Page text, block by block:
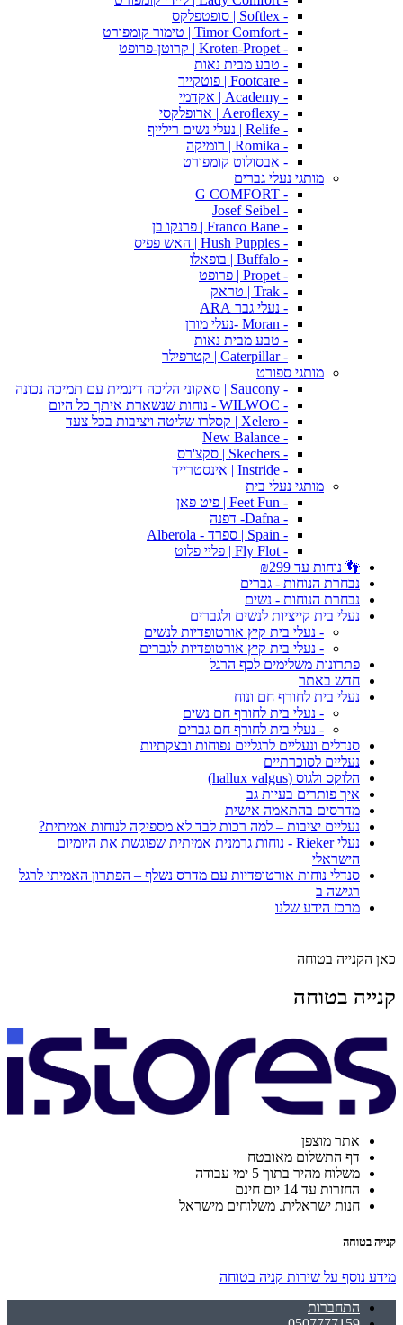
- Softlex | סופטפלקס
- Timor Comfort | טימור קומפורט
- Kroten-Propet | קרוטן-פרופט
- טבע מבית נאות
- Footcare | פוטקייר
- Academy | אקדמי
- Aeroflexy | ארופלקסי
- Relife | נעלי נשים רילייף
- Romika | רומיקה
- אבסולוט קומפורט
מותגי נעלי גברים
- G COMFORT
- Josef Seibel
- Franco Bane | פרנקו בן
- Hush Puppies | האש פפיס
- Buffalo | בופאלו
- Propet | פרופט
- Trak | טראק
- נעלי גבר ARA
- Moran -נעלי מורן
- טבע מבית נאות
- Caterpillar | קטרפילר
מותגי ספורט
- Saucony | סאקוני הליכה דינמית עם תמיכה נכונה
- WILWOC - נוחות שנשארת איתך כל היום
- Xelero | קסלרו שליטה ויציבות בכל צעד
- New Balance
- Skechers | סקצ'רס
- Instride | אינסטרייד
מותגי נעלי בית
- Feet Fun | פיט פאן
- Dafna- דפנה
- Spain | ספרד - Alberola
- Fly Flot | פליי פלוט
👣 נוחות עד ₪299
נבחרת הנוחות - גברים
נבחרת הנוחות - נשים
נעלי בית קייציות לנשים ולגברים
- נעלי בית קיץ אורטופדיות לנשים
- נעלי בית קיץ אורטופדיות לגברים
פתרונות משלימים לכף הרגל
חדש באתר
נעלי בית לחורף חם ונוח
- נעלי בית לחורף חם נשים
- נעלי בית לחורף חם גברים
סנדלים ונעליים לרגליים נפוחות ובצקתיות
נעליים לסוכרתיים
הלוקס ולגוס (hallux valgus)
איך פותרים בעיות גב
מדרסים בהתאמה אישית
נעליים יציבות – למה רכות לבד לא מספיקה לנוחות אמיתית?
נעלי Rieker - נוחות גרמנית אמיתית שפוגשת את היומיום
הישראלי
סנדלי נוחות אורטופדיות עם מדרס נשלף – הפתרון האמיתי לרגל
רגישה ב
מרכז הידע שלנו
כאן הקנייה בטוחה
קנייה בטוחה
אתר מוצפן
דף התשלום מאובטח
משלוח מהיר בתוך 5 ימי עבודה
החזרות עד 14 יום חינם
חנות ישראלית. משלוחים מישראל
קנייה בטוחה
מידע נוסף על שירות קניה בטוחה
התחברות